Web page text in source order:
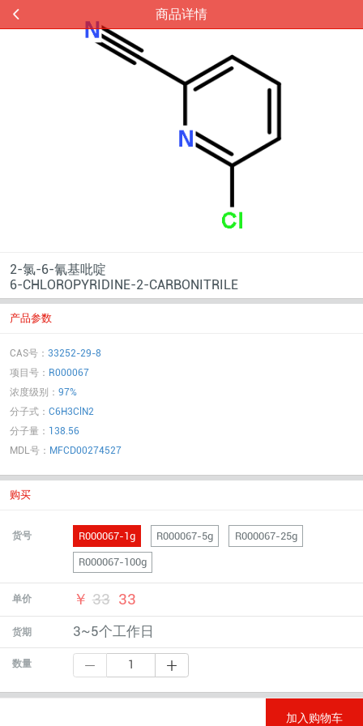
商品详情
2-氯-6-氰基吡啶
6-CHLOROPYRIDINE-2-CARBONITRILE
产品参数
CAS号： 33252-29-8
项目号： R000067
浓度级别： 97%
分子式： C6H3ClN2
分子量： 138.56
MDL号： MFCD00274527
购买
货号 R000067-1g R000067-5g R000067-25g
R000067-100g
单价 ￥ 33 33
货期 3~5个工作日
数量
加入购物车